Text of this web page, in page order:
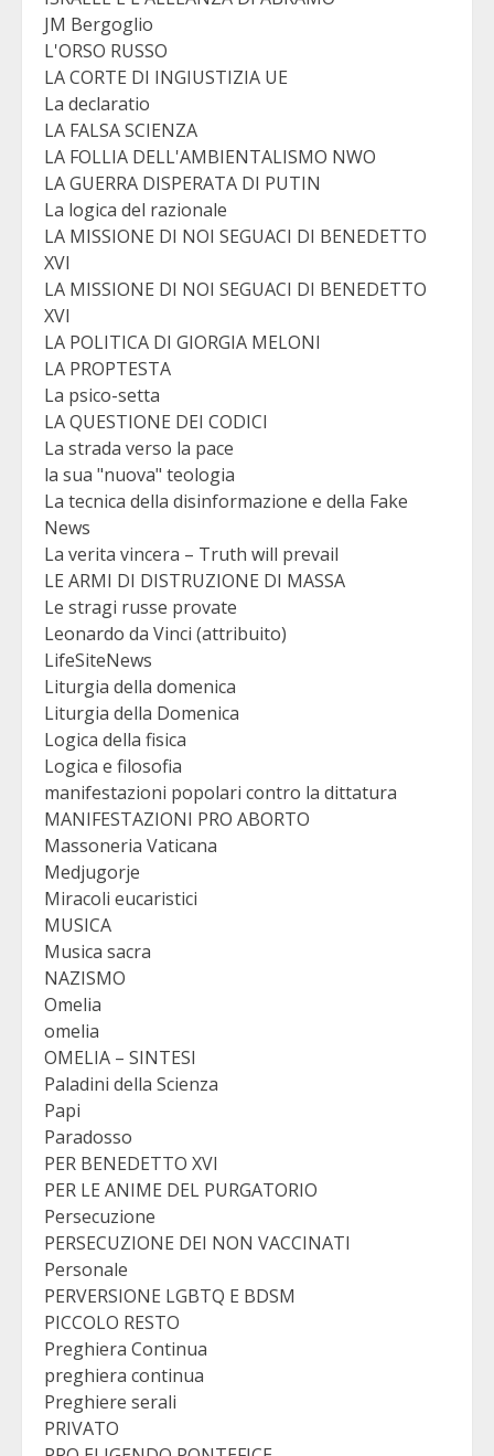
JM Bergoglio
L'ORSO RUSSO
LA CORTE DI INGIUSTIZIA UE
La declaratio
LA FALSA SCIENZA
LA FOLLIA DELL'AMBIENTALISMO NWO
LA GUERRA DISPERATA DI PUTIN
La logica del razionale
LA MISSIONE DI NOI SEGUACI DI BENEDETTO
XVI
LA MISSIONE DI NOI SEGUACI DI BENEDETTO
XVI
LA POLITICA DI GIORGIA MELONI
LA PROPTESTA
La psico-setta
LA QUESTIONE DEI CODICI
La strada verso la pace
la sua "nuova" teologia
La tecnica della disinformazione e della Fake
News
La verita vincera – Truth will prevail
LE ARMI DI DISTRUZIONE DI MASSA
Le stragi russe provate
Leonardo da Vinci (attribuito)
LifeSiteNews
Liturgia della domenica
Liturgia della Domenica
Logica della fisica
Logica e filosofia
manifestazioni popolari contro la dittatura
MANIFESTAZIONI PRO ABORTO
Massoneria Vaticana
Medjugorje
Miracoli eucaristici
MUSICA
Musica sacra
NAZISMO
Omelia
omelia
OMELIA – SINTESI
Paladini della Scienza
Papi
Paradosso
PER BENEDETTO XVI
PER LE ANIME DEL PURGATORIO
Persecuzione
PERSECUZIONE DEI NON VACCINATI
Personale
PERVERSIONE LGBTQ E BDSM
PICCOLO RESTO
Preghiera Continua
preghiera continua
Preghiere serali
PRIVATO